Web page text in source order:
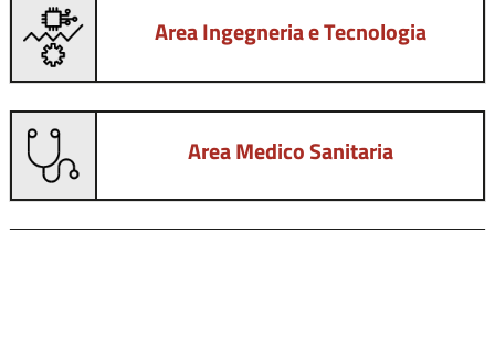
Area Ingegneria e Tecnologia
Area Medico Sanitaria